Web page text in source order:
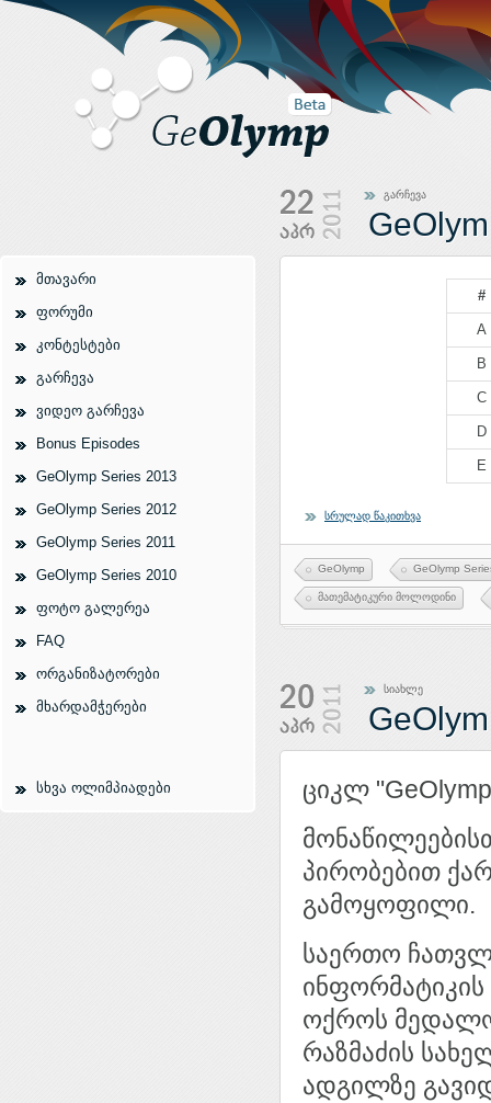
მთავარი
ფორუმი
კონტესტები
გარჩევა
ვიდეო გარჩევა
Bonus Episodes
GeOlymp Series 2013
GeOlymp Series 2012
GeOlymp Series 2011
GeOlymp Series 2010
ფოტო გალერეა
FAQ
ორგანიზატორები
მხარდამჭერები
სხვა ოლიმპიადები
გარჩევა
#
A
B
C
D
E
სრულად წაკითხვა
GeOlymp GeOlymp
მათემატიკური მოლოდინი
სიახლე
ციკლ
პირობებით
გამოყოფილი.
საერთო
ოქროს
რაზმაძის
ადგილზე